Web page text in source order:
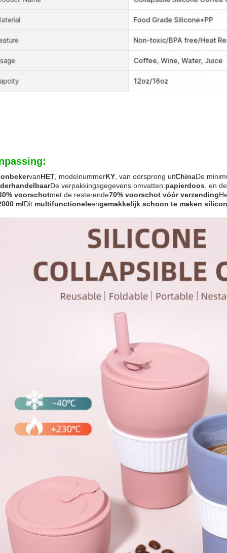
vanHET , modelnummerKY , van oorsprong uitChinaDe
De verpakkingsgegevens omvatten:papierdoos , en
voorschotmet de resterende70% voorschot vóór verzending
mlDit. multifunctioneleengemakkelijk schoon te maken